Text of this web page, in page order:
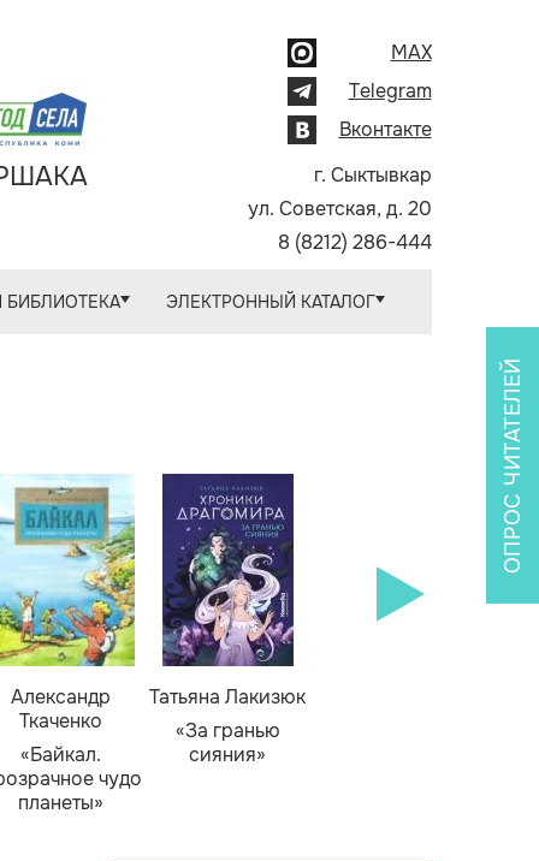
MAX
Telegram
Вконтакте
г. Сыктывкар
ул. Советская, д. 20
8 (8212) 286-444
БИБЛИОТЕКА ЭЛЕКТРОННЫЙ КАТАЛОГ
Александр
Ткаченко
«Байкал.
чудо
планеты»
Татьяна Лакизюк
«За гранью
сияния»
ОПРОС ЧИТАТЕЛЕЙ